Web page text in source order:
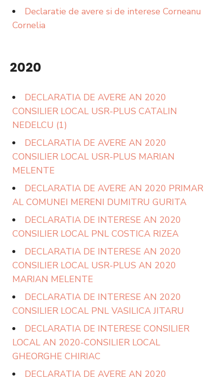
Declaratie de avere si de interese Corneanu
Cornelia
2020
DECLARATIA DE AVERE AN 2020
CONSILIER LOCAL USR-PLUS CATALIN
NEDELCU (1)
DECLARATIA DE AVERE AN 2020
CONSILIER LOCAL USR-PLUS MARIAN
MELENTE
DECLARATIA DE AVERE AN 2020 PRIMAR
AL COMUNEI MERENI DUMITRU GURITA
DECLARATIA DE INTERESE AN 2020
CONSILIER LOCAL PNL COSTICA RIZEA
DECLARATIA DE INTERESE AN 2020
CONSILIER LOCAL USR-PLUS AN 2020
MARIAN MELENTE
DECLARATIA DE INTERESE AN 2020
CONSILIER LOCAL PNL VASILICA JITARU
DECLARATIA DE INTERESE CONSILIER
LOCAL AN 2020-CONSILIER LOCAL
GHEORGHE CHIRIAC
DECLARATIA DE AVERE AN 2020